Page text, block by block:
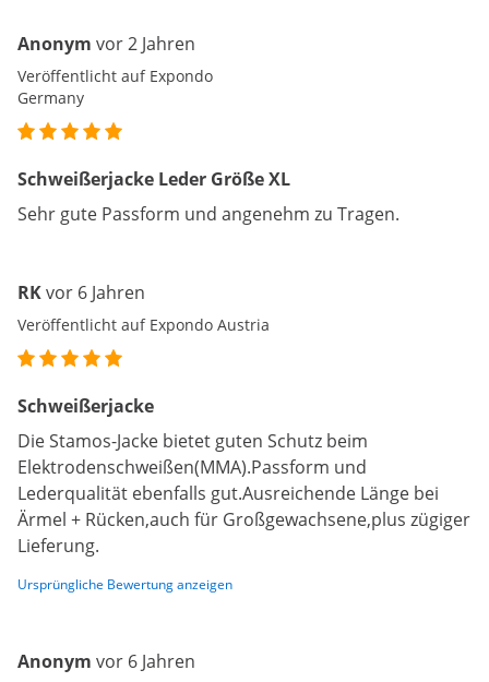
Anonym vor 2 Jahren
Veröffentlicht auf Expondo
Germany
Schweißerjacke Leder Größe XL
Sehr gute Passform und angenehm zu Tragen.
RKvor 6 Jahren
Veröffentlicht auf Expondo Austria
Schweißerjacke
Die Stamos-Jacke bietet guten Schutz beim
Elektrodenschweißen(MMA).Passform und
Lederqualität ebenfalls gut.Ausreichende Länge bei
Ärmel + Rücken,auch für Großgewachsene,plus zügiger
Lieferung.
Ursprüngliche Bewertung anzeigen
Anonym vor 6 Jahren